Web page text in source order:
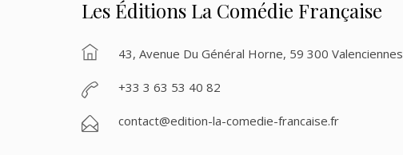
Les Éditions La Comédie Française
43, Avenue Du Général Horne, 59 300 Valenciennes
+33 3 63 53 40 82
contact@edition-la-comedie-francaise.fr